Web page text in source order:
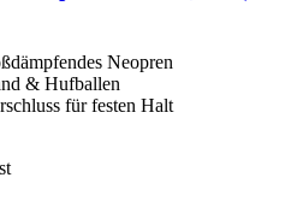
Neopren
& Hufballen
für festen Halt